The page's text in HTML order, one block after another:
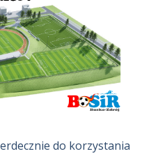
do korzystania